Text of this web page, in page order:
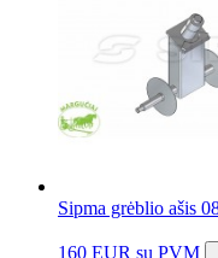
Sipma grėblio ašis
160 EUR su PVM